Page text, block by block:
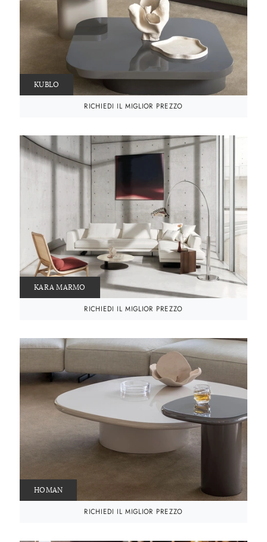
KUBLO
RICHIEDI IL MIGLIOR PREZZO
KARA MARMO
RICHIEDI IL MIGLIOR PREZZO
HOMAN
RICHIEDI IL MIGLIOR PREZZO